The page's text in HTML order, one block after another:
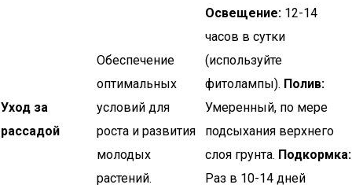
Уход за
рассадой
Обеспечение
оптимальных
условий для
роста и развития
молодых
растений.
Освещение: 12-14
часов в сутки
(используйте
фитолампы). Полив:
Умеренный, по мере
подсыхания верхнего
слоя грунта. Подкормка:
Раз в 10-14 дней